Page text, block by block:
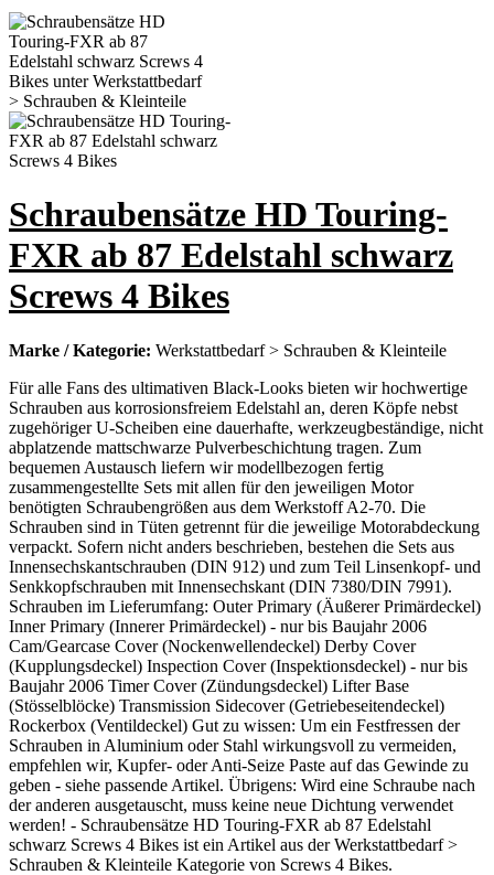
Schraubensätze HD Touring-
FXR ab 87 Edelstahl schwarz
Screws 4 Bikes
Marke / Kategorie: Werkstattbedarf > Schrauben & Kleinteile
Für alle Fans des ultimativen Black-Looks bieten wir hochwertige
Schrauben aus korrosionsfreiem Edelstahl an, deren Köpfe nebst
zugehöriger U-Scheiben eine dauerhafte, werkzeugbeständige, nicht
abplatzende mattschwarze Pulverbeschichtung tragen. Zum
bequemen Austausch liefern wir modellbezogen fertig
zusammengestellte Sets mit allen für den jeweiligen Motor
benötigten Schraubengrößen aus dem Werkstoff A2-70. Die
Schrauben sind in Tüten getrennt für die jeweilige Motorabdeckung
verpackt. Sofern nicht anders beschrieben, bestehen die Sets aus
Innensechskantschrauben (DIN 912) und zum Teil Linsenkopf- und
Senkkopfschrauben mit Innensechskant (DIN 7380/DIN 7991).
Schrauben im Lieferumfang: Outer Primary (Äußerer Primärdeckel)
Inner Primary (Innerer Primärdeckel) - nur bis Baujahr 2006
Cam/Gearcase Cover (Nockenwellendeckel) Derby Cover
(Kupplungsdeckel) Inspection Cover (Inspektionsdeckel) - nur bis
Baujahr 2006 Timer Cover (Zündungsdeckel) Lifter Base
(Stösselblöcke) Transmission Sidecover (Getriebeseitendeckel)
Rockerbox (Ventildeckel) Gut zu wissen: Um ein Festfressen der
Schrauben in Aluminium oder Stahl wirkungsvoll zu vermeiden,
empfehlen wir, Kupfer- oder Anti-Seize Paste auf das Gewinde zu
geben - siehe passende Artikel. Übrigens: Wird eine Schraube nach
der anderen ausgetauscht, muss keine neue Dichtung verwendet
werden! - Schraubensätze HD Touring-FXR ab 87 Edelstahl
schwarz Screws 4 Bikes ist ein Artikel aus der Werkstattbedarf >
Schrauben & Kleinteile Kategorie von Screws 4 Bikes.